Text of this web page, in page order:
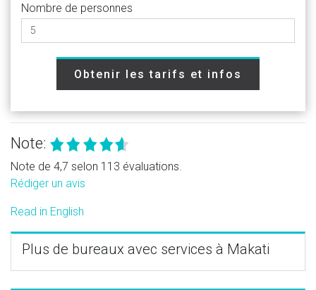
Nombre de personnes
Obtenir les tarifs et infos
Note:
Note de 4,7 selon 113 évaluations.
Rédiger un avis
Read in English
Plus de bureaux avec services à Makati